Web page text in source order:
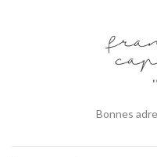
Bonnes